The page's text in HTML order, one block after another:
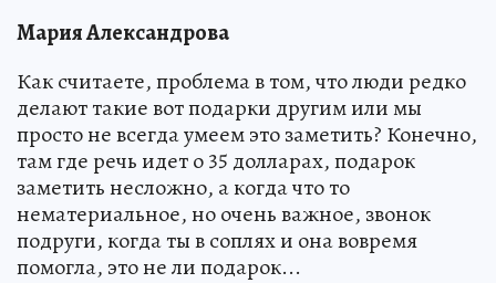
Мария Александрова
Как считаете, проблема в том, что люди редко
делают такие вот подарки другим или мы
просто не всегда умеем это заметить? Конечно,
там где речь идет о 35 долларах, подарок
заметить несложно, а когда что то
нематериальное, но очень важное, звонок
подруги, когда ты в соплях и она вовремя
помогла, это не ли подарок...